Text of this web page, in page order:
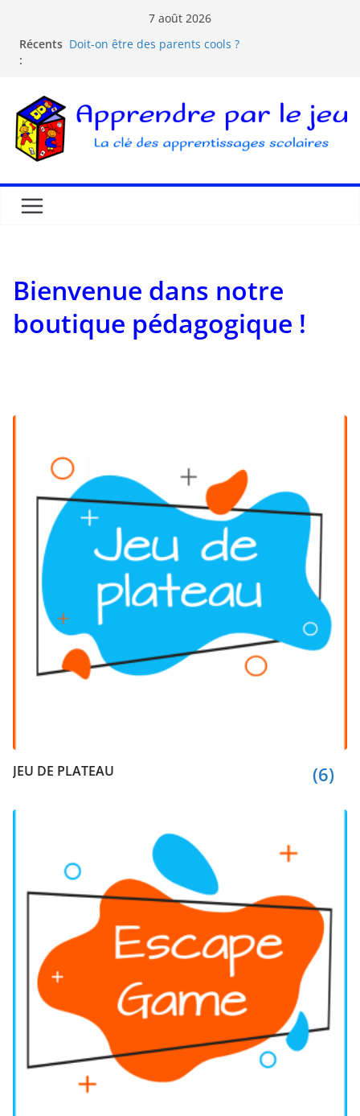
7 août 2026
Récents
:
Doit-on être des parents cools ?
La pédagogie Montessori est-elle ludique ?
Comprendre la courbe de l’oubli
Bienvenue dans notre
boutique pédagogique !
JEU DE PLATEAU (6)